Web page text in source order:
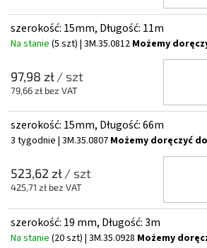
szerokość: 15mm, Długość: 11m
Na stanie (5 szt) | 3M.35.0812 Możemy
97,98 zł/ szt
79,66 zł bez VAT
szerokość: 15mm, Długość: 66m
3 tygodnie | 3M.35.0807 Możemy doręczyć
523,62 zł/ szt
425,71 zł bez VAT
szerokość: 19 mm, Długość: 3m
Na stanie (20 szt) | 3M.35.0928 Możemy